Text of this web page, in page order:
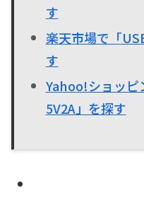
す
楽天市場で「
す
Yahoo!ショッピ
5V2A」を探す